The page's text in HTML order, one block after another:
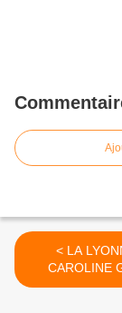
< LA LYONNAISE
CAROLINE
REMPORTE